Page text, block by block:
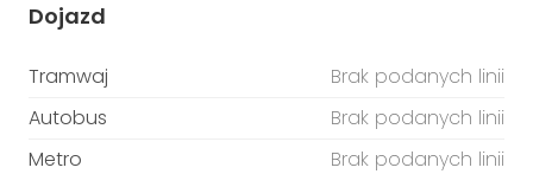
Dojazd
Tramwaj
Brak podanych linii
Autobus
Brak podanych linii
Metro
Brak podanych linii